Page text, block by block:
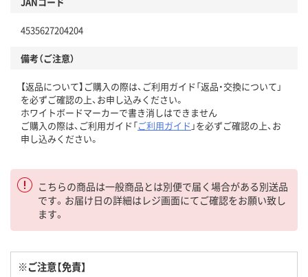
4535627204204
備考（ご注意）
【返品について】ご購入の際は、ご利用ガイド「返品・交換について」
を必ずご確認の上、お申し込みください。
ホワイトボードマーカーで書き消しはできません
ご購入の際は、ご利用ガイド「ご利用ガイド 」を必ずご確認の上、お
申し込みください。
こちらの商品は一般商品とは別便で届く場合がある別送品
です。お届け日の詳細はレジ画面にてご確認をお願い致し
ます。
※ご注意【免責】